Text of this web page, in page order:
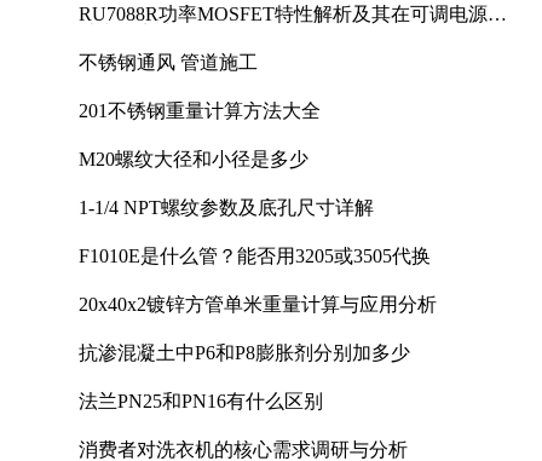
RU7088R功率MOSFET特性解析及其在可调电源设
不锈钢通风 管道施工
201不锈钢重量计算方法大全
M20螺纹大径和小径是多少
1-1/4 NPT螺纹参数及底孔尺寸详解
F1010E是什么管？能否用3205或3505代换
20x40x2镀锌方管单米重量计算与应用分析
抗渗混凝土中P6和P8膨胀剂分别加多少
法兰PN25和PN16有什么区别
消费者对洗衣机的核心需求调研与分析